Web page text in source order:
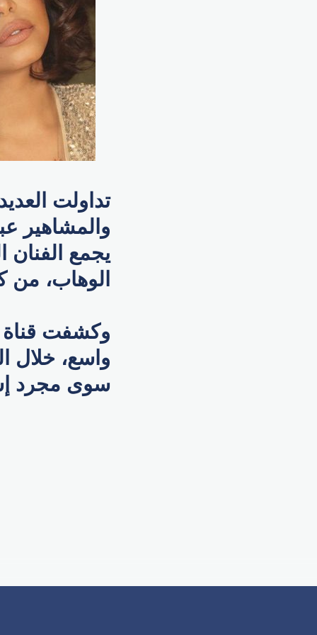
تداولت
والمشاهير
يجمع الفنان
الوهاب، من
وكشفت قناة
واسع، خلال
سوى مجرد